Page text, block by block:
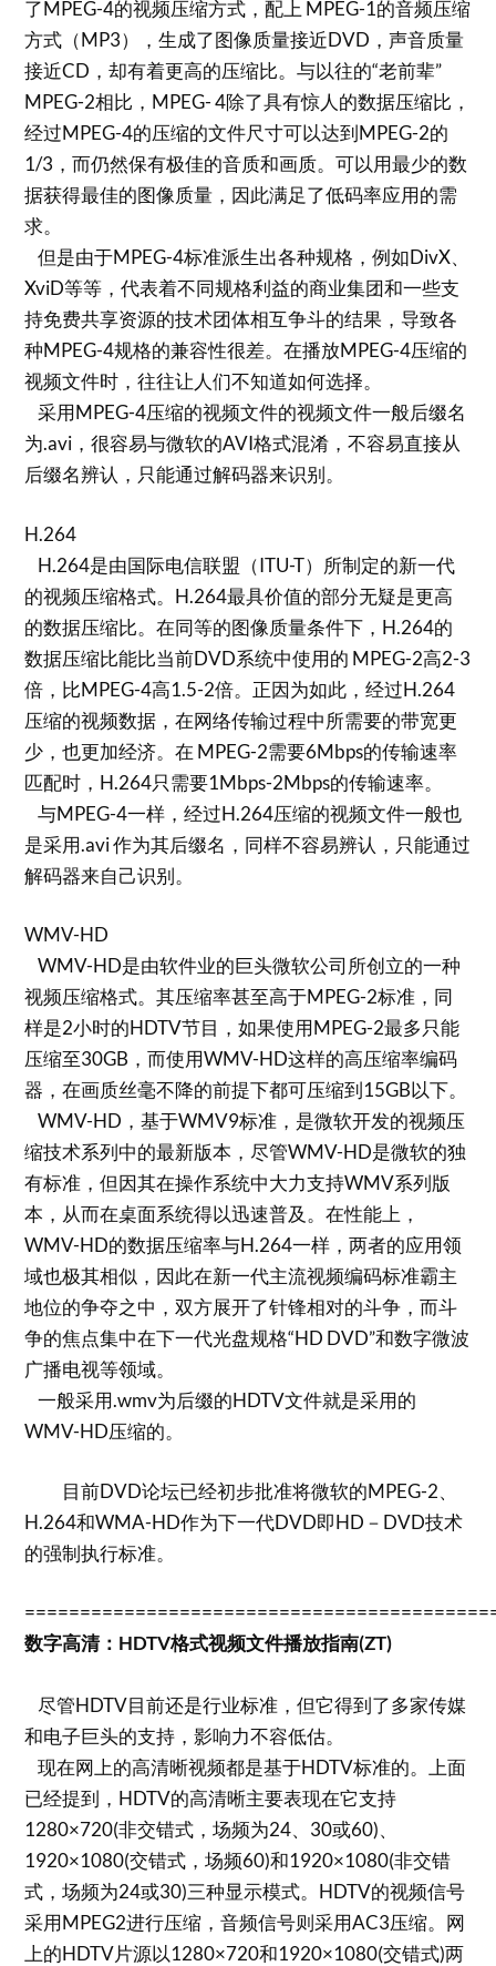
了MPEG-4的视频压缩方式，配上 MPEG-1的音频压缩
方式（MP3），生成了图像质量接近DVD，声音质量
接近CD，却有着更高的压缩比。与以往的“老前辈”
MPEG-2相比，MPEG- 4除了具有惊人的数据压缩比，
经过MPEG-4的压缩的文件尺寸可以达到MPEG-2的
1/3，而仍然保有极佳的音质和画质。可以用最少的数
据获得最佳的图像质量，因此满足了低码率应用的需
求。
但是由于MPEG-4标准派生出各种规格，例如DivX、
XviD等等，代表着不同规格利益的商业集团和一些支
持免费共享资源的技术团体相互争斗的结果，导致各
种MPEG-4规格的兼容性很差。在播放MPEG-4压缩的
视频文件时，往往让人们不知道如何选择。
采用MPEG-4压缩的视频文件的视频文件一般后缀名
为.avi，很容易与微软的AVI格式混淆，不容易直接从
后缀名辨认，只能通过解码器来识别。
H.264
H.264是由国际电信联盟（ITU-T）所制定的新一代
的视频压缩格式。H.264最具价值的部分无疑是更高
的数据压缩比。在同等的图像质量条件下，H.264的
数据压缩比能比当前DVD系统中使用的 MPEG-2高2-3
倍，比MPEG-4高1.5-2倍。正因为如此，经过H.264
压缩的视频数据，在网络传输过程中所需要的带宽更
少，也更加经济。在 MPEG-2需要6Mbps的传输速率
匹配时，H.264只需要1Mbps-2Mbps的传输速率。
与MPEG-4一样，经过H.264压缩的视频文件一般也
是采用.avi 作为其后缀名，同样不容易辨认，只能通过
解码器来自己识别。
WMV-HD
WMV-HD是由软件业的巨头微软公司所创立的一种
视频压缩格式。其压缩率甚至高于MPEG-2标准，同
样是2小时的HDTV节目，如果使用MPEG-2最多只能
压缩至30GB，而使用WMV-HD这样的高压缩率编码
器，在画质丝毫不降的前提下都可压缩到15GB以下。
WMV-HD，基于WMV9标准，是微软开发的视频压
缩技术系列中的最新版本，尽管WMV-HD是微软的独
有标准，但因其在操作系统中大力支持WMV系列版
本，从而在桌面系统得以迅速普及。在性能上，
WMV-HD的数据压缩率与H.264一样，两者的应用领
域也极其相似，因此在新一代主流视频编码标准霸主
地位的争夺之中，双方展开了针锋相对的斗争，而斗
争的焦点集中在下一代光盘规格“HD DVD”和数字微波
广播电视等领域。
一般采用.wmv为后缀的HDTV文件就是采用的
WMV-HD压缩的。
目前DVD论坛已经初步批准将微软的MPEG-2、
H.264和WMA-HD作为下一代DVD即HD－DVD技术
的强制执行标准。
数字高清：HDTV格式视频文件播放指南(ZT)
尽管HDTV目前还是行业标准，但它得到了多家传媒
和电子巨头的支持，影响力不容低估。
现在网上的高清晰视频都是基于HDTV标准的。上面
已经提到，HDTV的高清晰主要表现在它支持
1280×720(非交错式，场频为24、30或60)、
1920×1080(交错式，场频60)和1920×1080(非交错
式，场频为24或30)三种显示模式。HDTV的视频信号
采用MPEG2进行压缩，音频信号则采用AC3压缩。网
上的HDTV片源以1280×720和1920×1080(交错式)两